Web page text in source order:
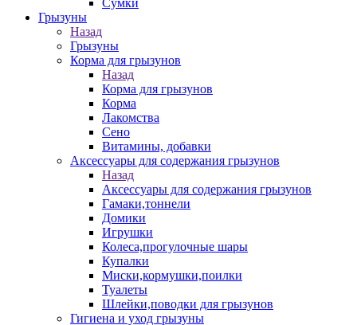
Сумки
Грызуны
Назад
Грызуны
Корма для грызунов
Назад
Корма для грызунов
Корма
Лакомства
Сено
Витамины, добавки
Аксессуары для содержания грызунов
Назад
Аксессуары для содержания грызунов
Гамаки,тоннели
Домики
Игрушки
Колеса,прогулочные шары
Купалки
Миски,кормушки,поилки
Туалеты
Шлейки,поводки для грызунов
Гигиена и уход грызуны